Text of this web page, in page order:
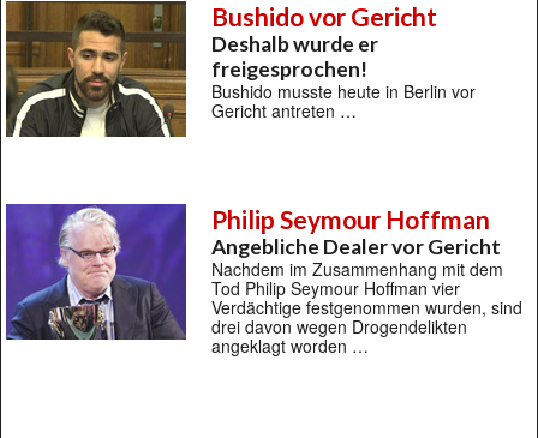
Bushido vor Gericht
Deshalb wurde er
freigesprochen!
Bushido musste heute in Berlin vor
Gericht antreten …
Philip Seymour Hoffman
Angebliche Dealer vor Gericht
Nachdem im Zusammenhang mit dem
Tod Philip Seymour Hoffman vier
Verdächtige festgenommen wurden, sind
drei davon wegen Drogendelikten
angeklagt worden …